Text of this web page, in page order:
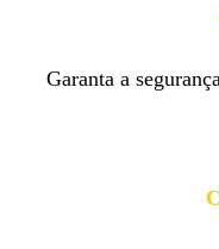
Garanta a